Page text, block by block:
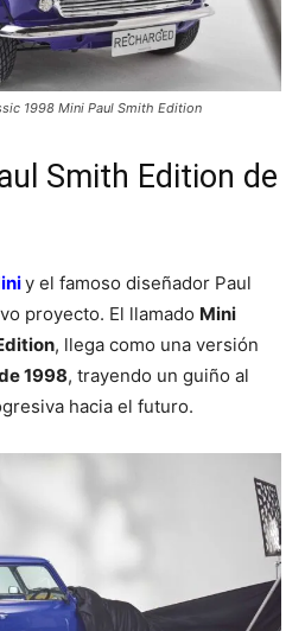
1998 Mini Paul Smith Edition
Smith Edition de
y el famoso diseñador Paul
proyecto. El llamado Mini
, llega como una versión
1998, trayendo un guiño al
hacia el futuro.